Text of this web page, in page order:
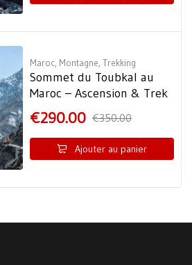
Maroc, Montagne,Trekking
Sommet du Toubkal au
Maroc – Ascension & Trek
€350.00
€290.00
Ajouter au panier